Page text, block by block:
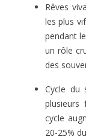
Rêves
les plus
pendant
un rôle
des
Cycle du
cycle
20-25%